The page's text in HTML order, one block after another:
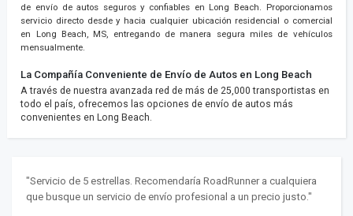
de envío de autos seguros y confiables en Long Beach. Proporcionamos
servicio directo desde y hacia cualquier ubicación residencial o comercial
en Long Beach, MS, entregando de manera segura miles de vehículos
mensualmente.
La Compañía Conveniente de Envío de Autos en Long Beach
A través de nuestra avanzada red de más de 25,000 transportistas en
todo el país, ofrecemos las opciones de envío de autos más
convenientes en Long Beach.
"Servicio de 5 estrellas. Recomendaría RoadRunner a cualquiera
que busque un servicio de envío profesional a un precio justo."